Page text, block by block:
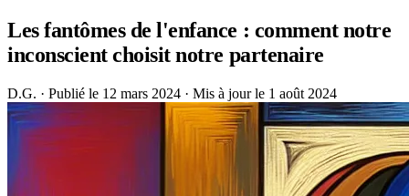
Les fantômes de l'enfance : comment notre
inconscient choisit notre partenaire
D.G. · Publié le 12 mars 2024 · Mis à jour le 1 août 2024